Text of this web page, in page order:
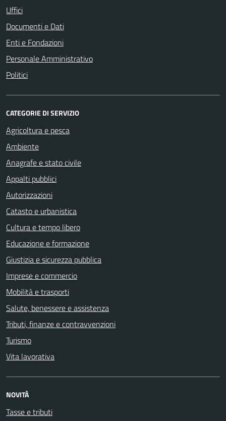
Uffici
Documenti e Dati
Enti e Fondazioni
Personale Amministrativo
Politici
CATEGORIE DI SERVIZIO
Agricoltura e pesca
Ambiente
Anagrafe e stato civile
Appalti pubblici
Autorizzazioni
Catasto e urbanistica
Cultura e tempo libero
Educazione e formazione
Giustizia e sicurezza pubblica
Imprese e commercio
Mobilità e trasporti
Salute, benessere e assistenza
Tributi, finanze e contravvenzioni
Turismo
Vita lavorativa
NOVITÀ
Tasse e tributi